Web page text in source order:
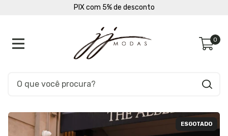
PIX com 5% de desconto
0
ESGOTADO